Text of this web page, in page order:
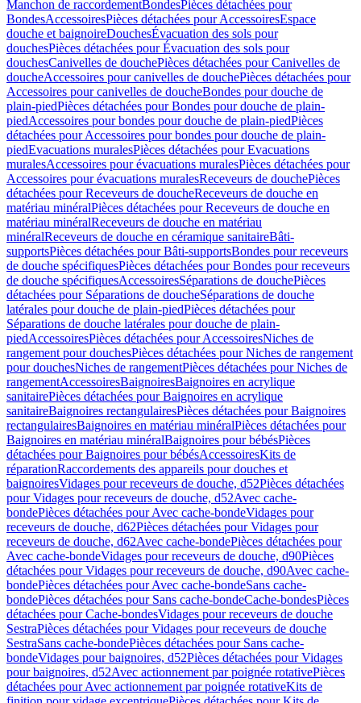
Manchon de raccordementBondesPièces détachées pour
BondesAccessoiresPièces détachées pour AccessoiresEspace
douche et baignoireDouchesÉvacuation des sols pour
douchesPièces détachées pour Évacuation des sols pour
douchesCanivelles de douchePièces détachées pour Canivelles de
doucheAccessoires pour canivelles de douchePièces détachées pour
Accessoires pour canivelles de doucheBondes pour douche de
plain-piedPièces détachées pour Bondes pour douche de plain-
piedAccessoires pour bondes pour douche de plain-piedPièces
détachées pour Accessoires pour bondes pour douche de plain-
piedEvacuations muralesPièces détachées pour Evacuations
muralesAccessoires pour évacuations muralesPièces détachées pour
Accessoires pour évacuations muralesReceveurs de douchePièces
détachées pour Receveurs de doucheReceveurs de douche en
matériau minéralPièces détachées pour Receveurs de douche en
matériau minéralReceveurs de douche en matériau
minéralReceveurs de douche en céramique sanitaireBâti-
supportsPièces détachées pour Bâti-supportsBondes pour receveurs
de douche spécifiquesPièces détachées pour Bondes pour receveurs
de douche spécifiquesAccessoiresSéparations de douchePièces
détachées pour Séparations de doucheSéparations de douche
latérales pour douche de plain-piedPièces détachées pour
Séparations de douche latérales pour douche de plain-
piedAccessoiresPièces détachées pour AccessoiresNiches de
rangement pour douchesPièces détachées pour Niches de rangement
pour douchesNiches de rangementPièces détachées pour Niches de
rangementAccessoiresBaignoiresBaignoires en acrylique
sanitairePièces détachées pour Baignoires en acrylique
sanitaireBaignoires rectangulairesPièces détachées pour Baignoires
rectangulairesBaignoires en matériau minéralPièces détachées pour
Baignoires en matériau minéralBaignoires pour bébésPièces
détachées pour Baignoires pour bébésAccessoiresKits de
réparationRaccordements des appareils pour douches et
baignoiresVidages pour receveurs de douche, d52Pièces détachées
pour Vidages pour receveurs de douche, d52Avec cache-
bondePièces détachées pour Avec cache-bondeVidages pour
receveurs de douche, d62Pièces détachées pour Vidages pour
receveurs de douche, d62Avec cache-bondePièces détachées pour
Avec cache-bondeVidages pour receveurs de douche, d90Pièces
détachées pour Vidages pour receveurs de douche, d90Avec cache-
bondePièces détachées pour Avec cache-bondeSans cache-
bondePièces détachées pour Sans cache-bondeCache-bondesPièces
détachées pour Cache-bondesVidages pour receveurs de douche
SestraPièces détachées pour Vidages pour receveurs de douche
SestraSans cache-bondePièces détachées pour Sans cache-
bondeVidages pour baignoires, d52Pièces détachées pour Vidages
pour baignoires, d52Avec actionnement par poignée rotativePièces
détachées pour Avec actionnement par poignée rotativeKits de